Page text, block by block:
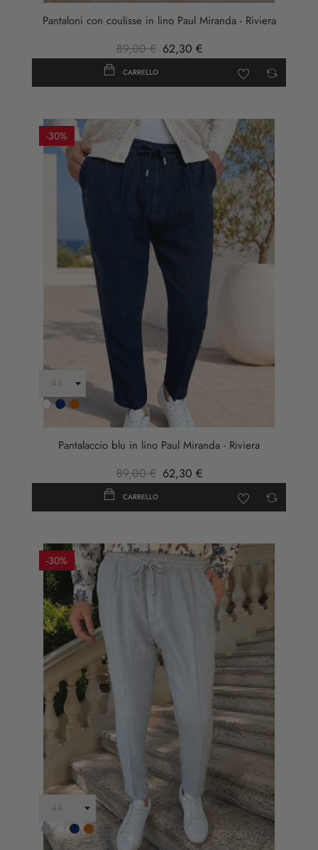
Pantaloni con coulisse in lino Paul Miranda - Riviera
89,00 € 62,30 €
CARRELLO
-30%
Bianco
Blu
Scuro
Ruggine
Pantalaccio blu in lino Paul Miranda - Riviera
89,00 € 62,30 €
CARRELLO
-30%
GrigioBianco
BluRuggine